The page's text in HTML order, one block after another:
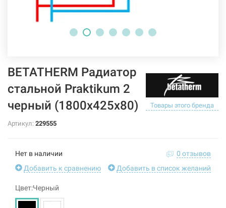
BETATHERM Радиатор
стальной Praktikum 2
черный (1800х425х80)
Товары этого бренда
Артикул: 229555
Нет в наличии
0 отзывов
Добавить к сравнению
Добавить в список желаний
Цвет:Черный